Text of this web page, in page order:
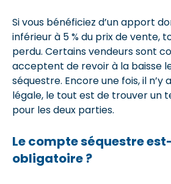
Si vous bénéficiez d’un apport
inférieur à 5 % du prix de vente,
perdu. Certains vendeurs sont
acceptent de revoir à la baisse
séquestre. Encore une fois, il n’y
légale, le tout est de trouver un
pour les deux parties.
Le compte séquestre
obligatoire ?